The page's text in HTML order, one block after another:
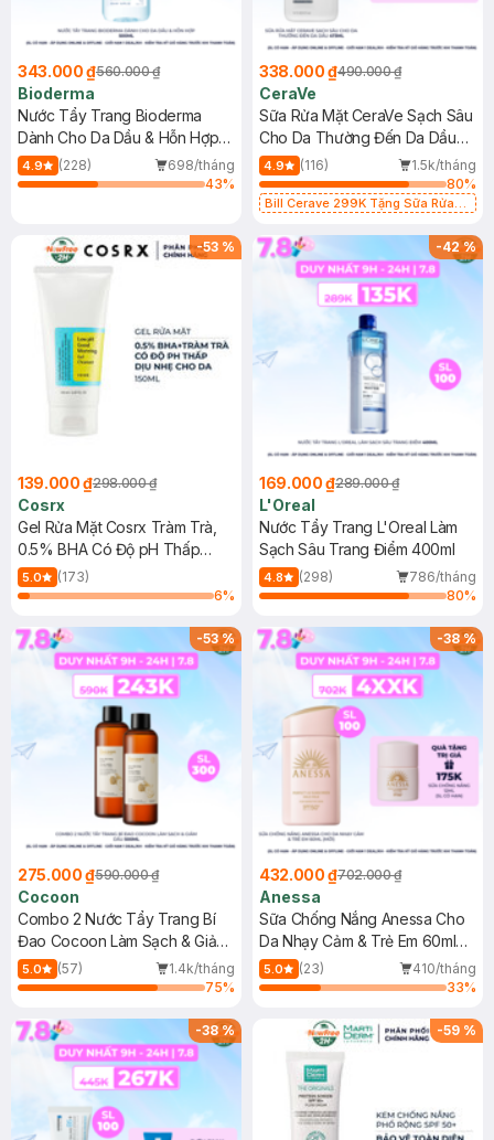
343.000 ₫560.000 ₫
Bioderma
Nước Tẩy Trang Bioderma
Dành Cho Da Dầu & Hỗn Hợp
500ml
4.9 (228)
698/tháng
43%
338.000 ₫490.000 ₫
CeraVe
Sữa Rửa Mặt CeraVe Sạch Sâu
Cho Da Thường Đến Da Dầu
473ml
4.9 (116)
1.5k/tháng
80%
Bill Cerave 299K Tặng Sữa Rửa
-53 %
139.000 ₫298.000 ₫
Cosrx
Gel Rửa Mặt Cosrx Tràm Trà,
0.5% BHA Có Độ pH Thấp
150ml
5.0
(173)
6%
-42%
169.000 ₫289.000 ₫
L'Oreal
Nước Tẩy Trang L'Oreal Làm
Sạch Sâu Trang Điểm 400ml
4.8 (298)
786/tháng
80%
-53%
275.000 ₫590.000 ₫
Cocoon
Combo 2 Nước Tẩy Trang Bí
Đao Cocoon Làm Sạch & Giảm
Dầu 500ml
5.0 (57)
1.4k/tháng
75%
-38%
432.000 ₫702.000 ₫
Anessa
Sữa Chống Nắng Anessa Cho
Da Nhạy Cảm & Trẻ Em 60ml
(Mới)
5.0 (23)
410/tháng
33%
-38% -59 %